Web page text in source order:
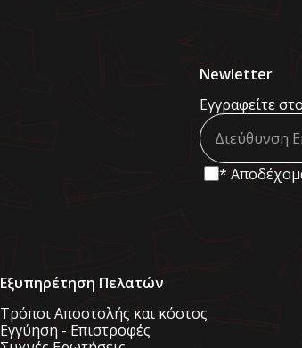
Newletter
Εγγραφείτε
*
Εξυπηρέτηση Πελατών
Τρόποι Αποστολής και κόστος
Εγγύηση - Επιστροφές